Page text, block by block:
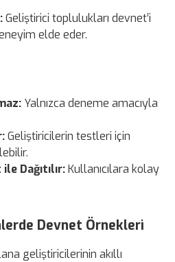
Geliştirici toplulukları devnet’i
elde eder.
Yalnızca deneme amacıyla
Geliştiricilerin testleri için
Dağıtılır:Kullanıcılara kolay
Devnet Örnekleri
geliştiricilerinin akıllı